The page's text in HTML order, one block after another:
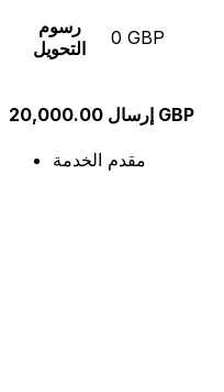
رسوم
التحويل
0 GBP
إرسال 20,000.00 GBP
مقدم الخدمة